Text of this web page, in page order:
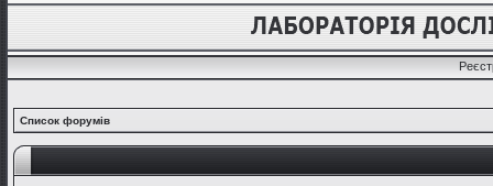
Список форумів